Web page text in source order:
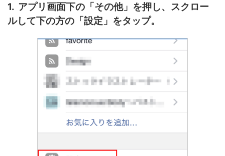
1. アプリ画面下の「その他」を押し、スクロー
ルして下の方の「設定」をタップ。